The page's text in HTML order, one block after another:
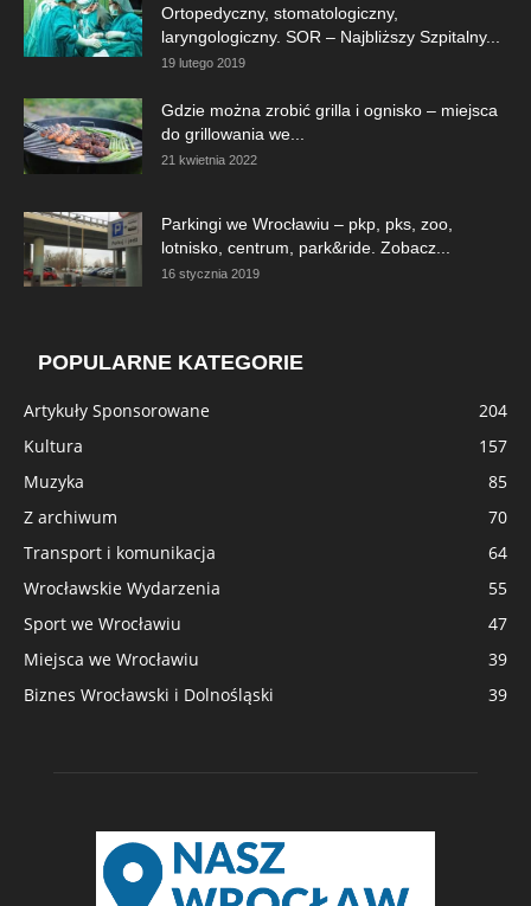
Ortopedyczny, stomatologiczny,
laryngologiczny. SOR – Najbliższy Szpitalny...
19 lutego 2019
Gdzie można zrobić grilla i ognisko – miejsca
do grillowania we...
21 kwietnia 2022
Parkingi we Wrocławiu – pkp, pks, zoo,
lotnisko, centrum, park&ride. Zobacz...
16 stycznia 2019
POPULARNE KATEGORIE
Artykuły Sponsorowane
204
Kultura
157
Muzyka
85
Z archiwum
70
Transport i komunikacja
64
Wrocławskie Wydarzenia
55
Sport we Wrocławiu
47
Miejsca we Wrocławiu
39
Biznes Wrocławski i Dolnośląski
39